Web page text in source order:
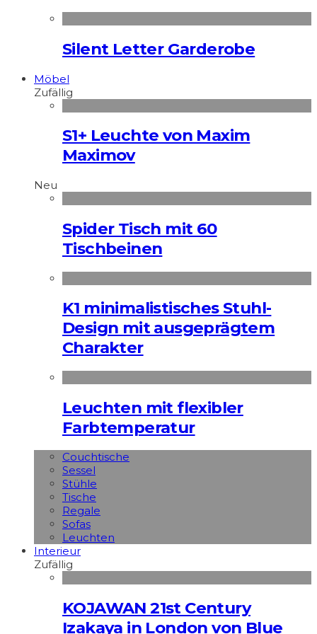
Silent Letter Garderobe
Möbel
Zufällig
S1+ Leuchte von Maxim
Maximov
Neu
Spider Tisch mit 60
Tischbeinen
K1 minimalistisches Stuhl-
Design mit ausgeprägtem
Charakter
Leuchten mit flexibler
Farbtemperatur
Couchtische
Sessel
Stühle
Tische
Regale
Sofas
Leuchten
Interieur
Zufällig
KOJAWAN 21st Century
Izakaya in London von Blue